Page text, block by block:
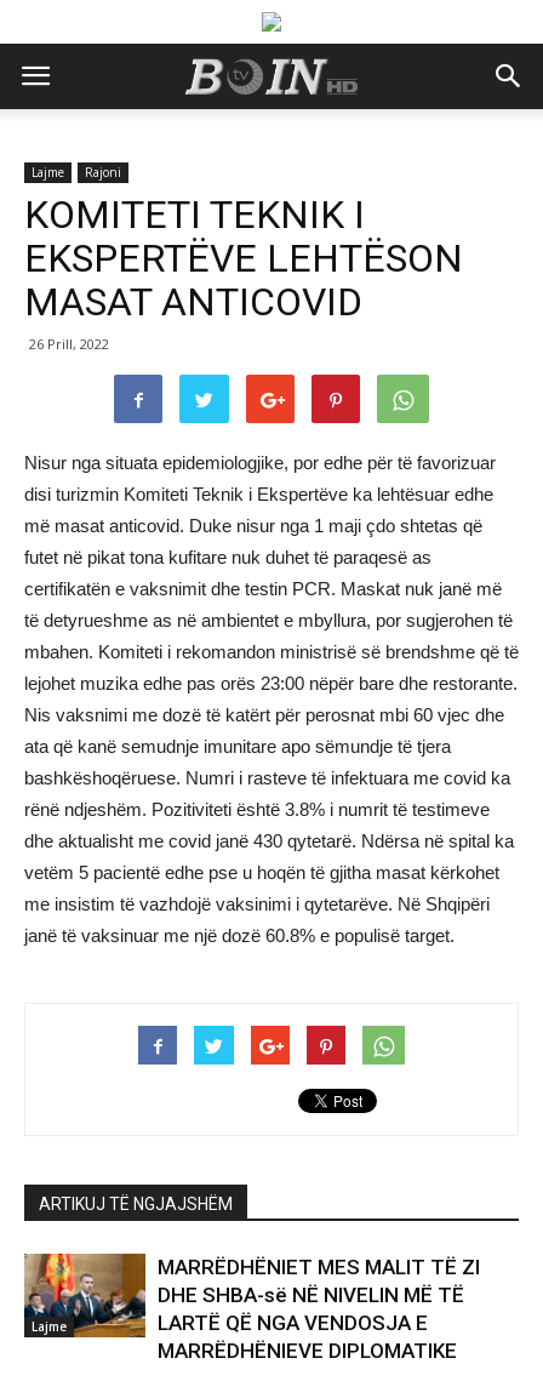
Lajme Rajoni
KOMITETI TEKNIK I
EKSPERTËVE LEHTËSON
MASAT ANTICOVID
26 Prill, 2022
Nisur nga situata epidemiologjike, por edhe për të favorizuar
disi turizmin Komiteti Teknik i Ekspertëve ka lehtësuar edhe
më masat anticovid. Duke nisur nga 1 maji çdo shtetas që
futet në pikat tona kufitare nuk duhet të paraqesë as
certifikatën e vaksnimit dhe testin PCR. Maskat nuk janë më
të detyrueshme as në ambientet e mbyllura, por sugjerohen të
mbahen. Komiteti i rekomandon ministrisë së brendshme që të
lejohet muzika edhe pas orës 23:00 nëpër bare dhe restorante.
Nis vaksnimi me dozë të katërt për perosnat mbi 60 vjec dhe
ata që kanë semudnje imunitare apo sëmundje të tjera
bashkëshoqëruese. Numri i rasteve të infektuara me covid ka
rënë ndjeshëm. Pozitiviteti është 3.8% i numrit të testimeve
dhe aktualisht me covid janë 430 qytetarë. Ndërsa në spital ka
vetëm 5 pacientë edhe pse u hoqën të gjitha masat kërkohet
me insistim të vazhdojë vaksinimi i qytetarëve. Në Shqipëri
janë të vaksinuar me një dozë 60.8% e populisë target.
ARTIKUJ TË NGJAJSHËM
Lajme
MARRËDHËNIET MES MALIT TË ZI
DHE SHBA-së NË NIVELIN MË TË
LARTË QË NGA VENDOSJA E
MARRËDHËNIEVE DIPLOMATIKE